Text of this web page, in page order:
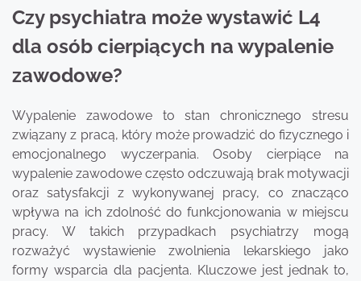
Czy psychiatra może wystawić L4
dla osób cierpiących na wypalenie
zawodowe?
Wypalenie zawodowe to stan chronicznego stresu
związany z pracą, który może prowadzić do fizycznego i
emocjonalnego wyczerpania. Osoby cierpiące na
wypalenie zawodowe często odczuwają brak motywacji
oraz satysfakcji z wykonywanej pracy, co znacząco
wpływa na ich zdolność do funkcjonowania w miejscu
pracy. W takich przypadkach psychiatrzy mogą
rozważyć wystawienie zwolnienia lekarskiego jako
formy wsparcia dla pacjenta. Kluczowe jest jednak to,